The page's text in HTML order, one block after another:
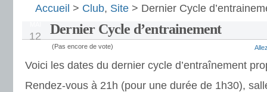
Accueil > Club, Site > Dernier Cycle
12 Dernier Cycle d’entrainement
(Pas encore de vote)
Voici les dates du dernier cycle d’entraînement
Rendez-vous à 21h (pour une durée de 1h30),